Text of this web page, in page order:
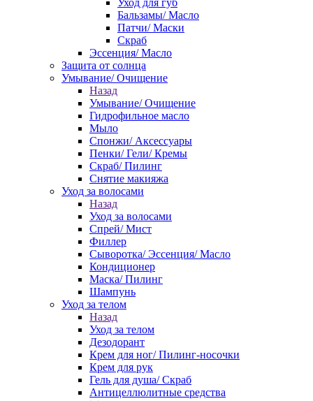
Уход для губ
Бальзамы/ Масло
Патчи/ Маски
Скраб
Эссенция/ Масло
Защита от солнца
Умывание/ Очищение
Назад
Умывание/ Очищение
Гидрофильное масло
Мыло
Спонжи/ Аксессуары
Пенки/ Гели/ Кремы
Скраб/ Пилинг
Снятие макияжа
Уход за волосами
Назад
Уход за волосами
Спрей/ Мист
Филлер
Сыворотка/ Эссенция/ Масло
Кондиционер
Маска/ Пилинг
Шампунь
Уход за телом
Назад
Уход за телом
Дезодорант
Крем для ног/ Пилинг-носочки
Крем для рук
Гель для душа/ Скраб
Антицеллюлитные средства